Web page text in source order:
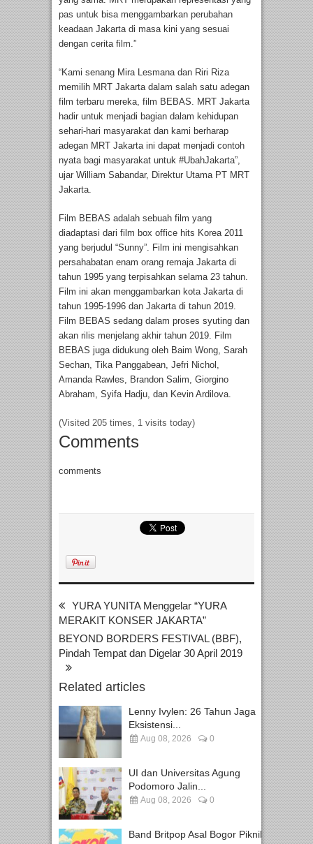
pas untuk bisa menggambarkan perubahan
keadaan Jakarta di masa kini yang sesuai
dengan cerita film.”
“Kami senang Mira Lesmana dan Riri Riza
memilih MRT Jakarta dalam salah satu adegan
film terbaru mereka, film BEBAS. MRT Jakarta
hadir untuk menjadi bagian dalam kehidupan
sehari-hari masyarakat dan kami berharap
adegan MRT Jakarta ini dapat menjadi contoh
nyata bagi masyarakat untuk #UbahJakarta”,
ujar William Sabandar, Direktur Utama PT MRT
Jakarta.
Film BEBAS adalah sebuah film yang
diadaptasi dari film box office hits Korea 2011
yang berjudul “Sunny”. Film ini mengisahkan
persahabatan enam orang remaja Jakarta di
tahun 1995 yang terpisahkan selama 23 tahun.
Film ini akan menggambarkan kota Jakarta di
tahun 1995-1996 dan Jakarta di tahun 2019.
Film BEBAS sedang dalam proses syuting dan
akan rilis menjelang akhir tahun 2019. Film
BEBAS juga didukung oleh Baim Wong, Sarah
Sechan, Tika Panggabean, Jefri Nichol,
Amanda Rawles, Brandon Salim, Giorgino
Abraham, Syifa Hadju, dan Kevin Ardilova.
(Visited 205 times, 1 visits today)
Comments
comments
YURA YUNITA Menggelar “YURA
MERAKIT KONSER JAKARTA”
BEYOND BORDERS FESTIVAL (BBF),
Pindah Tempat dan Digelar 30 April 2019
Related articles
Lenny Ivylen: 26 Tahun Jaga
Eksistensi...
Aug 08, 2026 0
UI dan Universitas Agung
Podomoro Jalin...
Aug 08, 2026 0
Band Britpop Asal Bogor Piknik